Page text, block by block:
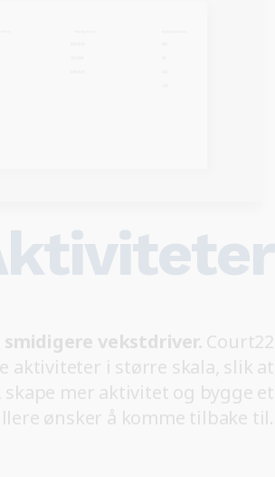
vekstdriver. Court22
aktiviteter i større skala, slik at
mer aktivitet og bygge et
ønsker å komme tilbake til.